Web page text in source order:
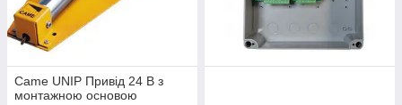
Came UNIP Привід 24 В з
монтажною основою